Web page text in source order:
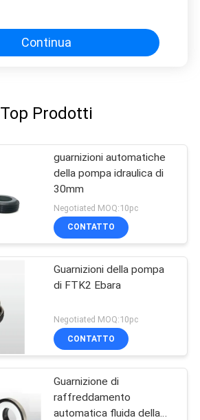
Continua
Top Prodotti
guarnizioni automatiche
della pompa idraulica di
30mm
Negotiated MOQ:10pc
CONTATTO
Guarnizioni della pompa
di FTK2 Ebara
Negotiated MOQ:10pc
CONTATTO
Guarnizione di
raffreddamento
automatica fluida della